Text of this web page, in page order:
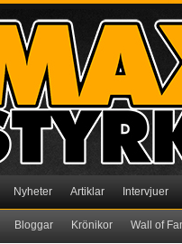
Nyheter Artiklar Intervjuer
Bloggar Krönikor Wall of